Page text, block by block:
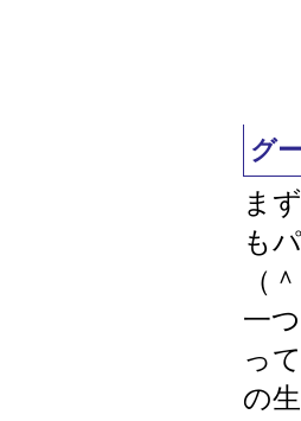
グ
ま
も
（
一
っ
の